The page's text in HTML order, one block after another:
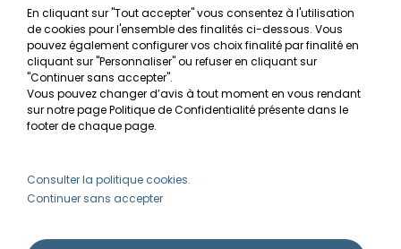
RGPD
MON COMPTE
Avantages
Créer un compte client
Besoin d'aide ?
En cliquant sur "Tout accepter" vous consentez à l'utilisation
de cookies pour l'ensemble des finalités ci-dessous. Vous
pouvez également configurer vos choix finalité par finalité en
cliquant sur "Personnaliser" ou refuser en cliquant sur
"Continuer sans accepter".
Vous pouvez changer d’avis à tout moment en vous rendant
sur notre page Politique de Confidentialité présente dans le
footer de chaque page.
Consulter la politique cookies.
Continuer sans accepter